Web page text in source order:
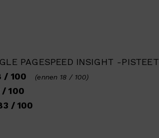
PAGESPEED INSIGHT -PISTEET
/ 100 (ennen 18 / 100)
/ 100
/ 100